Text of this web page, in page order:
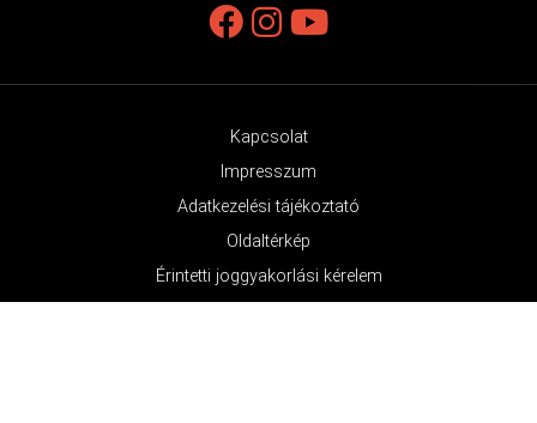
Kapcsolat
Impresszum
Adatkezelési tájékoztató
Oldaltérkép
Érintetti joggyakorlási kérelem